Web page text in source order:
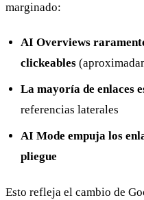
marginado:
AI Overviews
clickeables
La mayoría de enlaces
referencias laterales
AI Mode empuja los
pliegue
Esto refleja el cambio de